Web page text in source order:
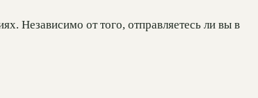
Независимо от того, отправляетесь ли вы в